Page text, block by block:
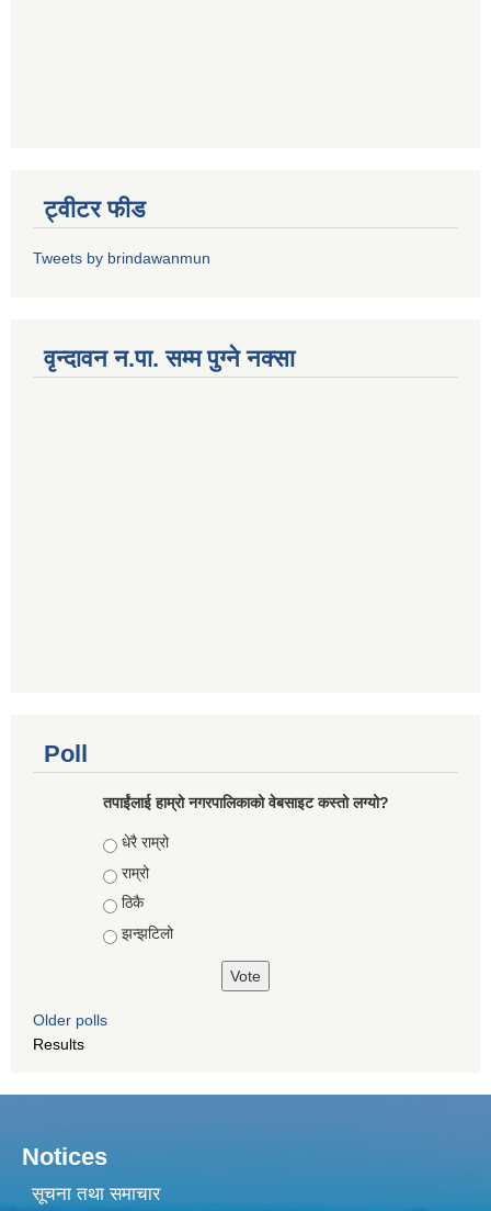
ट्वीटर फीड
Tweets by brindawanmun
वृन्दावन न.पा. सम्म पुग्ने नक्सा
Poll
तपाईंलाई हाम्रो नगरपालिकाको वेबसाइट कस्तो लग्यो?
Choices
धेरै राम्रो
राम्रो
ठिकै
झन्झटिलो
Older polls
Results
Notices
सूचना तथा समाचार